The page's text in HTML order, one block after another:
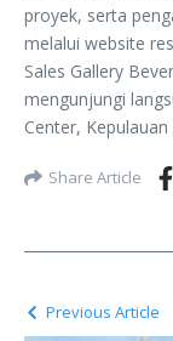
proyek, serta
melalui website
Sales ‎Gallery
mengunjungi
Center,
Share Article
Previous Article